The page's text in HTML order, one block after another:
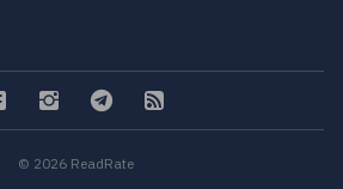
© 2026 ReadRate